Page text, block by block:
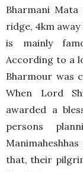
Bharmani
ridge, 4km
is mainly
According to a
Bharmour was
When Lord
awarded a
persons
that, their